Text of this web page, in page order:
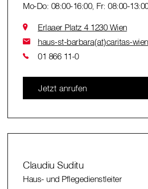
Mo-Do: 08:00-16:00, Fr: 08:00-
Erlaaer Platz 4 1230 Wien
haus-st-barbara(at)caritas-
01 866 11-0
Jetzt anrufen
Claudiu Suditu
Haus- und Pflegedienstleiter